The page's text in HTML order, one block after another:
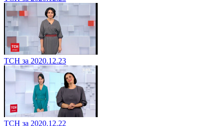
ТСН за 2020.12.23
ТСН за 2020.12.22